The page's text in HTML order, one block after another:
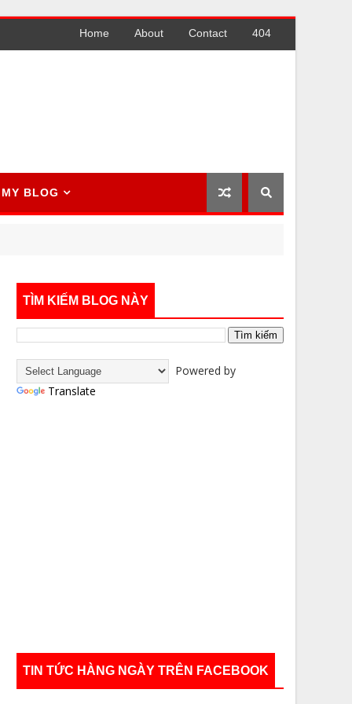
Home About Contact 404
MY BLOG
TÌM KIẾM BLOG NÀY
Powered by
Translate
TIN TỨC HÀNG NGÀY TRÊN FACEBOOK